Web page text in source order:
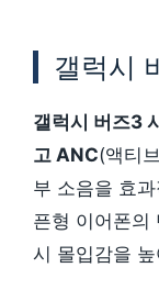
갤럭시
갤럭시 버즈3
고 ANC(액티
부 소음을 효
픈형 이어폰의
시 몰입감을